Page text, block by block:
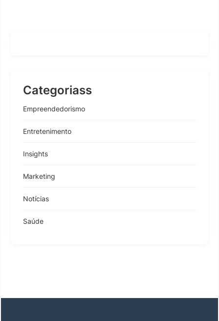
Categoriass
Empreendedorismo
Entretenimento
Insights
Marketing
Notícias
Saúde